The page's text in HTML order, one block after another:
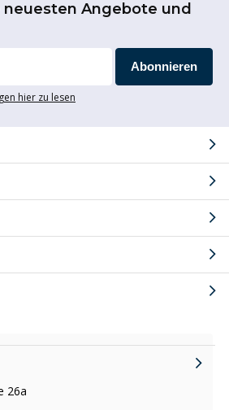
neuesten Angebote und
Abonnieren
hier zu lesen
26a